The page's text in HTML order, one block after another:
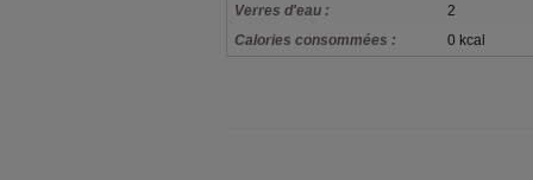
Verres d'eau :
2
Calories consommées :
0 kcal